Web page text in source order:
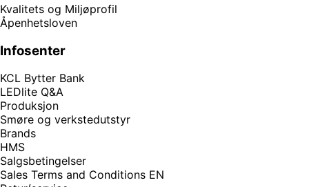
Kvalitets og Miljøprofil
Åpenhetsloven
Infosenter
KCL Bytter Bank
LEDlite Q&A
Produksjon
Smøre og verkstedutstyr
Brands
HMS
Salgsbetingelser
Sales Terms and Conditions EN